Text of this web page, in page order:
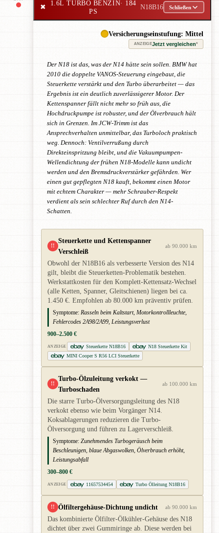
✖
1.6L TURBO BENZIN· 184
PS
N18B16 Schließen
Versicherungseinstufung: Mittel
ANZEIGEJetzt vergleichen*
Der N18 ist das, was der N14 hätte sein sollen. BMW hat
2010 die doppelte VANOS-Steuerung eingebaut, die
Steuerkette verstärkt und den Turbo überarbeitet — das
Ergebnis ist ein deutlich zuverlässigerer Motor. Der
Kettenspanner fällt nicht mehr so früh aus, die
Hochdruckpumpe ist robuster, und der Ölverbrauch hält
sich in Grenzen. Im JCW-Trimm ist das
Ansprechverhalten unmittelbar, das Turboloch praktisch
weg. Dennoch: Ventilverrußung durch
Direkteinspritzung bleibt, und die Vakuumpumpen-
Wellendichtung der frühen N18-Modelle kann undicht
werden und den Bremsdruckverstärker gefährden. Wer
einen gut gepflegten N18 kauft, bekommt einen Motor
mit echtem Charakter — mehr Schrauber-Respekt
verdient als sein schlechter Ruf durch den N14-
Schatten.
!!
Steuerkette und Kettenspanner
Verschleiß
ab 90.000 km
Obwohl der N18B16 als verbesserte Version des N14
gilt, bleibt die Steuerketten-Problematik bestehen.
Werkstattkosten für den Komplett-Kettensatz-Wechsel
(alle Ketten, Spanner, Gleitschienen) liegen bei ca.
1.450 €. Empfohlen ab 80.000 km präventiv prüfen.
Symptome: Rasseln beim Kaltstart, Motorkontrollleuchte,
Fehlercodes 2A98/2A99, Leistungsverlust
900–2.500 €
ANZEIGE Steuerkette N18B16
N18 Steuerkette Kit
MINI Cooper S R56 LCI Steuerkette
!!
Turbo-Ölzuleitung verkokt —
Turboschaden
ab 100.000 km
Die starre Turbo-Ölversorgungsleitung des N18
verkokt ebenso wie beim Vorgänger N14.
Koksablagerungen reduzieren die Turbo-
Ölversorgung und führen zu Lagerverschleiß.
Symptome: Zunehmendes Turbogeräusch beim
Beschleunigen, blaue Abgaswolken, Ölverbrauch erhöht,
Leistungsabfall
300–800 €
ANZEIGE 11657534454 Turbo Ölleitung N18B16
!! Ölfiltergehäuse-Dichtung undicht ab 90.000 km
Das kombinierte Ölfilter-Ölkühler-Gehäuse des N18
dichtet über zwei Gummiringe ab. Diese werden bei